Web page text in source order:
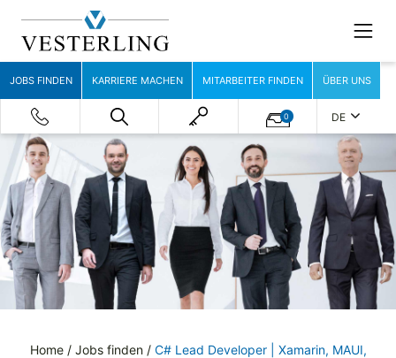
JOBS FINDEN KARRIERE MACHEN MITARBEITER FINDEN ÜBER UNS
0 DE
Home/ Jobs finden/ C# Lead Developer | Xamarin, MAUI,